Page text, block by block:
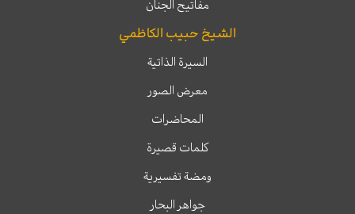
مفاتيح الجنان
الشيخ حبيب الكاظمي
السيرة الذاتية
معرض الصور
المحاضرات
كلمات قصيرة
ومضة تفسيرية
جواهر البحار